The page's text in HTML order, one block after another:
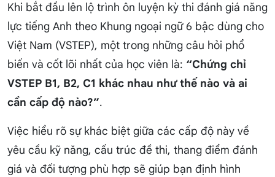
Khi bắt đầu lên lộ trình ôn luyện kỳ thi đánh giá năng
lực tiếng Anh theo Khung ngoại ngữ 6 bậc dùng cho
Việt Nam (VSTEP), một trong những câu hỏi phổ
biến và cốt lõi nhất của học viên là: “Chứng chỉ
VSTEP B1, B2, C1 khác nhau như thế nào và ai
cần cấp độ nào?”.
Việc hiểu rõ sự khác biệt giữa các cấp độ này về
yêu cầu kỹ năng, cấu trúc đề thi, thang điểm đánh
giá và đối tượng phù hợp sẽ giúp bạn định hình